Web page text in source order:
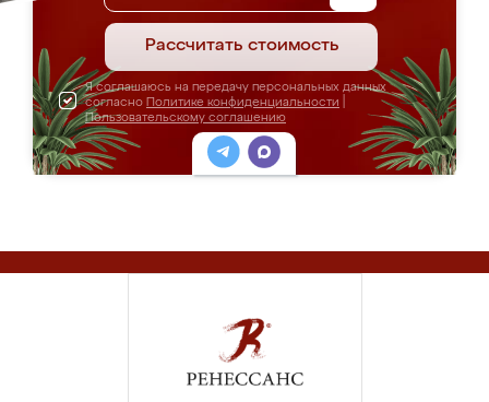
Рассчитать стоимость
Я соглашаюсь на передачу персональных данных
согласно Политике конфиденциальности
Пользовательскому соглашению